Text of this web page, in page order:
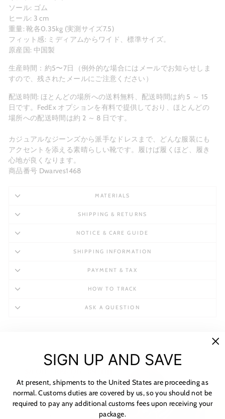
ソール: ゴム
ヒール: 3 cm
重量: 靴各0.35kg (実測サイズ7.5)
フィット感: ミディアムからワイド、標準サイズ。
原産国: 中国製
生産時間：約5〜7日（例外的な場合にはメールでお知らせしま
すので、残されたメールにご注意ください）
配送時間: ほとんどの場所への送料無料、配送時間は約 5 ～ 15
日です。FedEx オプションを有料で提供しており、ほとんどの
場所への配送時間は約 2 ～ 8 日です。
カジュアルなジーンズから派手なドレスまで、どんな服装にも
アクセントを添える素晴らしい靴です。履けば履くほど、履き
心地が良くなります。
商品番号 Dwarves1468
MATERIALS
SHIPPING & RETURNS
NOTICE & CARE GUIDE
SHIPPING INFORMATION
PAYMENT & TAX
HOW TO TRACK
ASK A QUESTION
SIGN UP AND SAVE
At present, shipments to the United States are proceeding as
normal. Customs duties are covered by us, so you should not be
required to pay any additional customs fees upon receiving your
package.